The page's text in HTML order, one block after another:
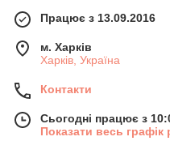
Працює з 13.09.2016
м. Харків
Харків, Україна
Контакти
Сьогодні працює з
Показати весь графік